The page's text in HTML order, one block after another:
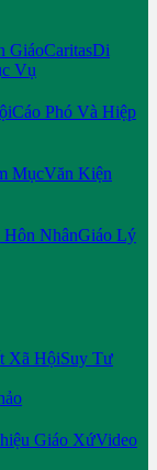
GiáoCaritasDi
Vụ
Cáo Phó Và Hiệp
MụcVăn Kiện
NhânGiáo Lý
Xã HộiSuy Tư
Giáo XứVideo